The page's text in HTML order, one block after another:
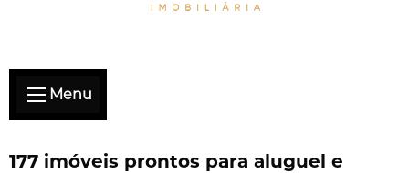
Menu
177 imóveis prontos para aluguel e